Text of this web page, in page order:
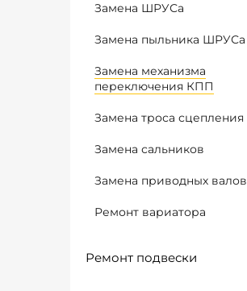
Замена ШРУСа
Замена пыльника ШРУСа
Замена механизма
переключения КПП
Замена троса сцепления
Замена сальников
Замена приводных валов
Ремонт вариатора
Ремонт подвески